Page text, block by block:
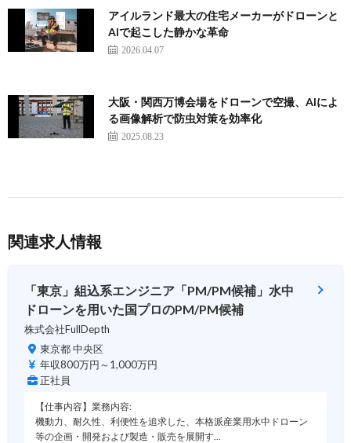
アイルランド最大の住宅メーカーがドローンと
AIで起こした静かな革命
2026.04.07
大阪・関西万博会場をドローンで空撮、AIによ
る画像解析で防虫対策を効率化
2025.08.23
関連求人情報
「東京」組込系エンジニア「PM/PM候補」水中
ドローンを用いた国プロのPM/PM候補
株式会社FullDepth
東京都 中央区
年収800万円～1,000万円
正社員
【仕事内容】業務内容:
機動力、耐久性、利便性を追求した、本格派産業用水中ドローン
等の企画・開発および製造・販売を展開す…